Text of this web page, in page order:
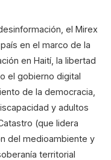
el Mirex
en el marco de la
en Haití, la libertad
el gobierno digital
de la democracia,
y adultos
(que lidera
del medioambiente y
territorial